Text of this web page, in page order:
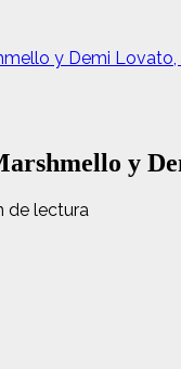
y Demi
y
de lectura